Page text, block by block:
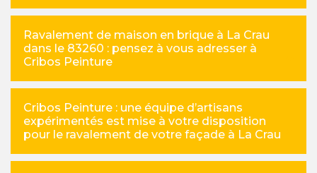
Ravalement de maison en brique à La Crau
dans le 83260 : pensez à vous adresser à
Cribos Peinture
Cribos Peinture : une équipe d’artisans
expérimentés est mise à votre disposition
pour le ravalement de votre façade à La Crau